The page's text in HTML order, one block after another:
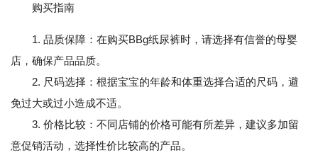
购买指南
1. 品质保障：在购买BBg纸尿裤时，请选择有信誉的母婴
店，确保产品品质。
2. 尺码选择：根据宝宝的年龄和体重选择合适的尺码，避
免过大或过小造成不适。
3. 价格比较：不同店铺的价格可能有所差异，建议多加留
意促销活动，选择性价比较高的产品。